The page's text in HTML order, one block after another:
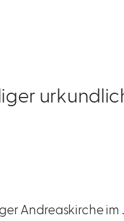
Andreaskirche im